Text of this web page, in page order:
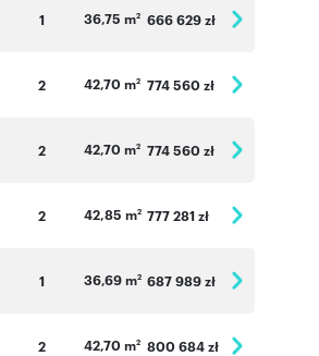
1 36,75 m2 666 629 zł
2 42,70 m2 774 560 zł
2 42,70 m2 774 560 zł
2 42,85 m2 777 281 zł
1 36,69 m2 687 989 zł
2 42,70 m2 800 684 zł